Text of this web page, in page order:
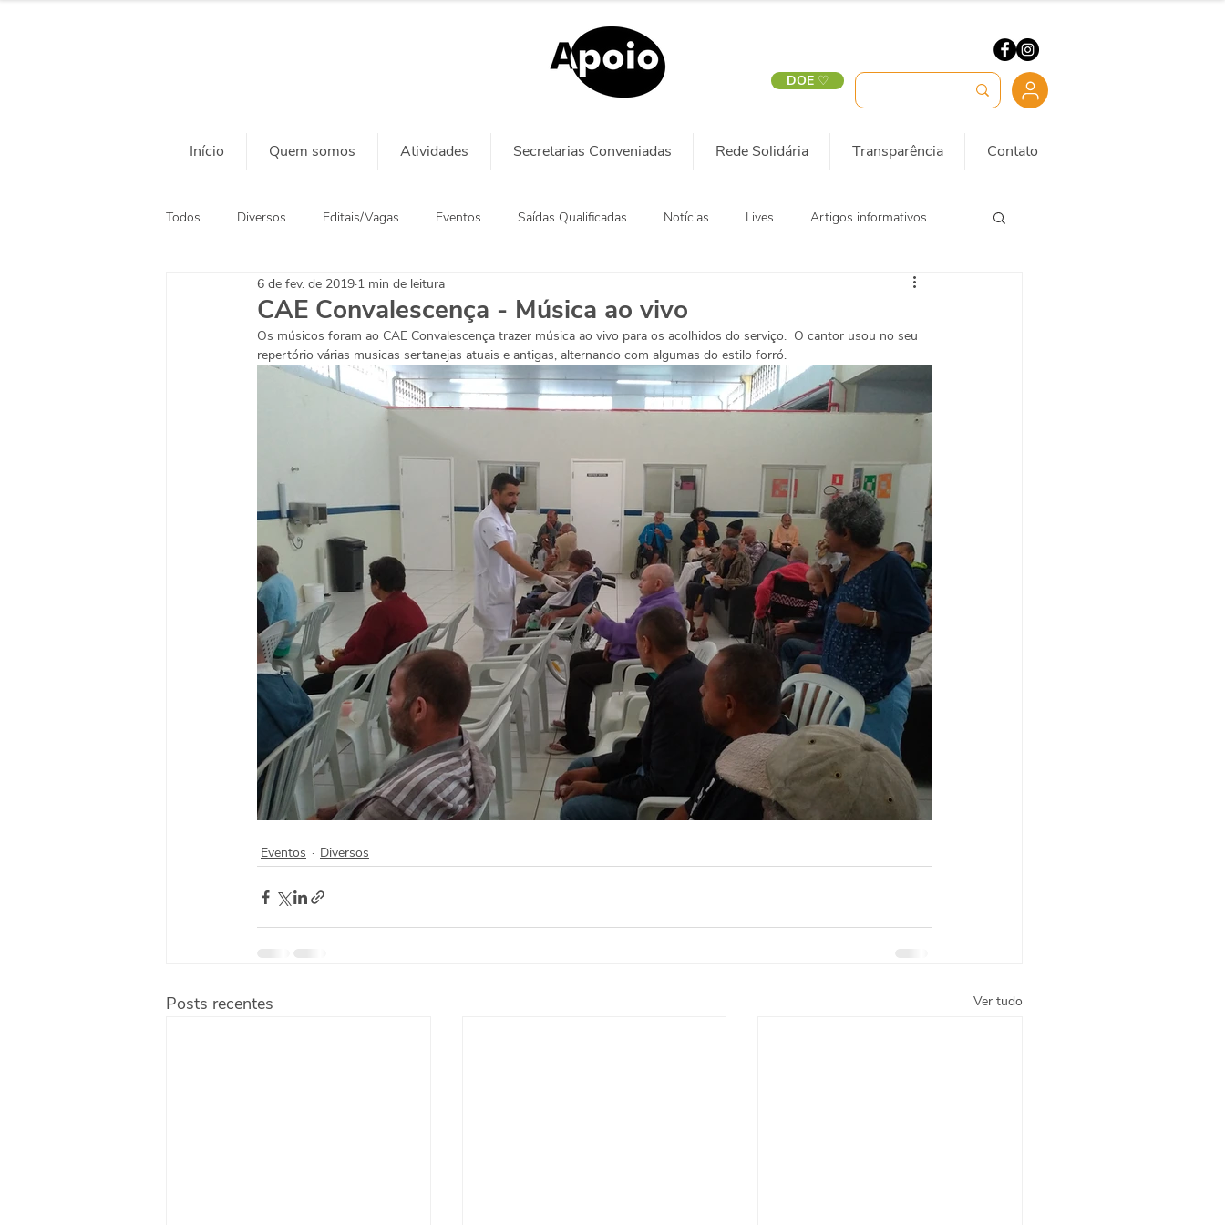
DOE ♡
Início Quem somos Atividades Secretarias Conveniadas Rede Solidária Transparência Contato
Todos Diversos Editais/Vagas Eventos Saídas Qualificadas Notícias Lives Artigos informativos
Ação Social Habitação
CAE Convalescença - Música ao vivo
6 de fev. de 2019 1 min de leitura
Os músicos foram ao CAE Convalescença trazer música ao vivo para os acolhidos do serviço.  O cantor usou no seu
repertório várias musicas sertanejas atuais e antigas, alternando com algumas do estilo forró.
Eventos Diversos
Posts recentes Ver tudo